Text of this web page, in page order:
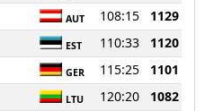
AUT 108:15
1129
EST 110:33
1120
GER 115:25
1101
LTU 120:20
1082